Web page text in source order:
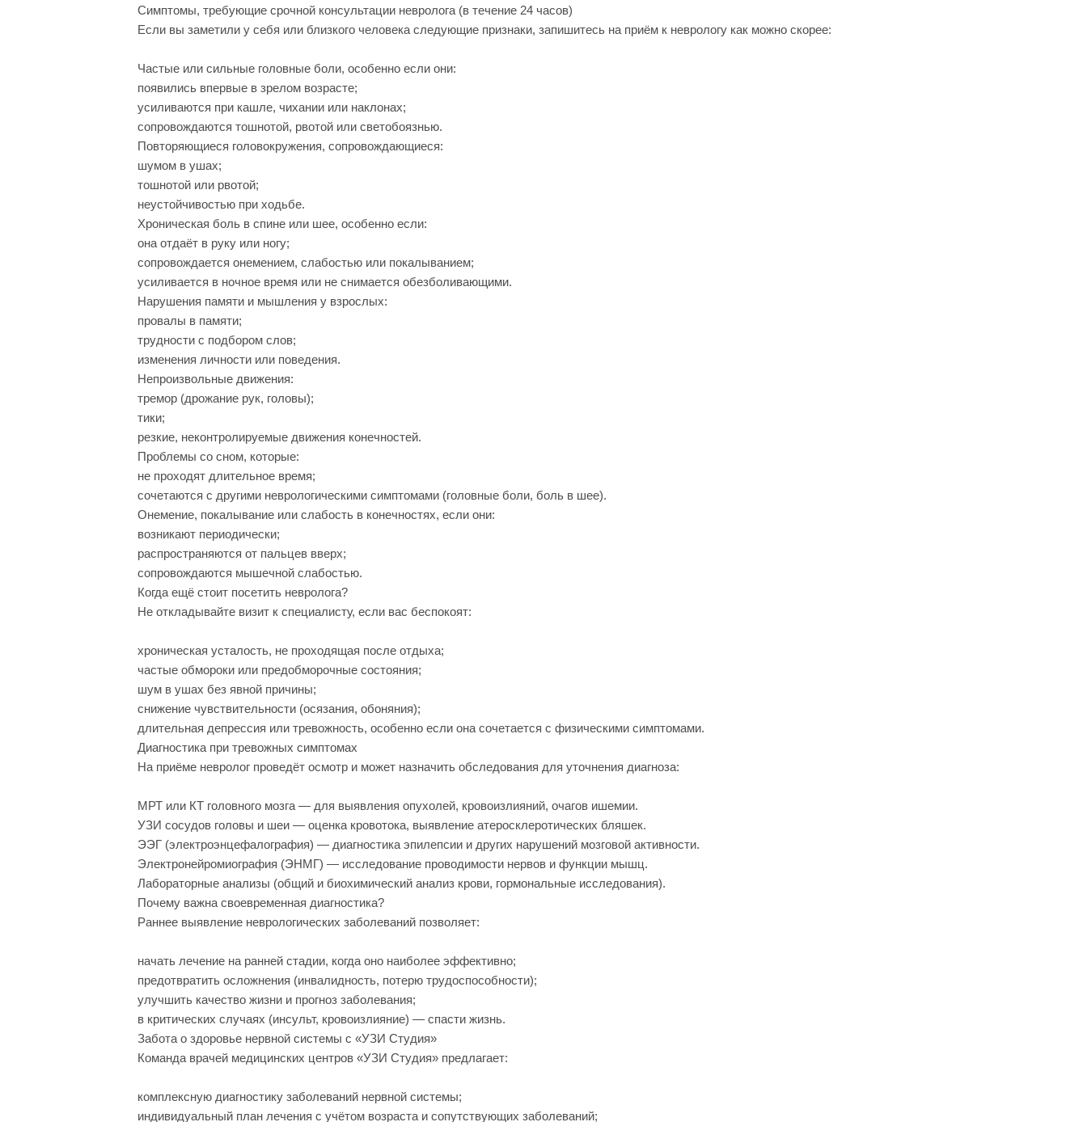
Симптомы, требующие срочной консультации невролога (в течение 24 часов)
Если вы заметили у себя или близкого человека следующие признаки, запишитесь на приём к неврологу как можно скорее:
Частые или сильные головные боли, особенно если они:
появились впервые в зрелом возрасте;
усиливаются при кашле, чихании или наклонах;
сопровождаются тошнотой, рвотой или светобоязнью.
Повторяющиеся головокружения, сопровождающиеся:
шумом в ушах;
тошнотой или рвотой;
неустойчивостью при ходьбе.
Хроническая боль в спине или шее, особенно если:
она отдаёт в руку или ногу;
сопровождается онемением, слабостью или покалыванием;
усиливается в ночное время или не снимается обезболивающими.
Нарушения памяти и мышления у взрослых:
провалы в памяти;
трудности с подбором слов;
изменения личности или поведения.
Непроизвольные движения:
тремор (дрожание рук, головы);
тики;
резкие, неконтролируемые движения конечностей.
Проблемы со сном, которые:
не проходят длительное время;
сочетаются с другими неврологическими симптомами (головные боли, боль в шее).
Онемение, покалывание или слабость в конечностях, если они:
возникают периодически;
распространяются от пальцев вверх;
сопровождаются мышечной слабостью.
Когда ещё стоит посетить невролога?
Не откладывайте визит к специалисту, если вас беспокоят:
хроническая усталость, не проходящая после отдыха;
частые обмороки или предобморочные состояния;
шум в ушах без явной причины;
снижение чувствительности (осязания, обоняния);
длительная депрессия или тревожность, особенно если она сочетается с физическими симптомами.
Диагностика при тревожных симптомах
На приёме невролог проведёт осмотр и может назначить обследования для уточнения диагноза:
МРТ или КТ головного мозга — для выявления опухолей, кровоизлияний, очагов ишемии.
УЗИ сосудов головы и шеи — оценка кровотока, выявление атеросклеротических бляшек.
ЭЭГ (электроэнцефалография) — диагностика эпилепсии и других нарушений мозговой активности.
Электронейромиография (ЭНМГ) — исследование проводимости нервов и функции мышц.
Лабораторные анализы (общий и биохимический анализ крови, гормональные исследования).
Почему важна своевременная диагностика?
Раннее выявление неврологических заболеваний позволяет:
начать лечение на ранней стадии, когда оно наиболее эффективно;
предотвратить осложнения (инвалидность, потерю трудоспособности);
улучшить качество жизни и прогноз заболевания;
в критических случаях (инсульт, кровоизлияние) — спасти жизнь.
Забота о здоровье нервной системы с «УЗИ Студия»
Команда врачей медицинских центров «УЗИ Студия» предлагает:
комплексную диагностику заболеваний нервной системы;
индивидуальный план лечения с учётом возраста и сопутствующих заболеваний;